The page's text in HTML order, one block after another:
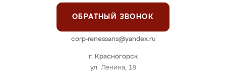
г. Красногорск
ул. Ленина, 18
ОБРАТНЫЙ ЗВОНОК
corp-renessans@yandex.ru